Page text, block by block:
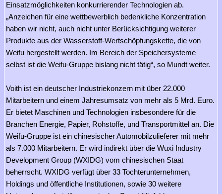
Einsatzmöglichkeiten konkurrierender Technologien ab.
„Anzeichen für eine wettbewerblich bedenkliche Konzentration
haben wir nicht, auch nicht unter Berücksichtigung weiterer
Produkte aus der Wasserstoff-Wertschöpfungskette, die von
Weifu hergestellt werden. Im Bereich der Speichersysteme
selbst ist die Weifu-Gruppe bislang nicht tätig“, so Mundt weiter.
Voith ist ein deutscher Industriekonzern mit über 22.000
Mitarbeitern und einem Jahresumsatz von mehr als 5 Mrd. Euro.
Er bietet Maschinen und Technologien insbesondere für die
Branchen Energie, Papier, Rohstoffe, und Transportmittel an. Die
Weifu-Gruppe ist ein chinesischer Automobilzulieferer mit mehr
als 7.000 Mitarbeitern. Er wird indirekt über die Wuxi Industry
Development Group (WXIDG) vom chinesischen Staat
beherrscht. WXIDG verfügt über 33 Tochterunternehmen,
Holdings und öffentliche Institutionen, sowie 30 weitere